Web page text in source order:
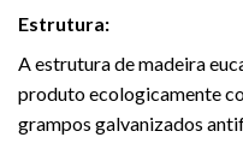
Estrutura:
A estrutura de madeira
produto ecologicamente
grampos galvanizados